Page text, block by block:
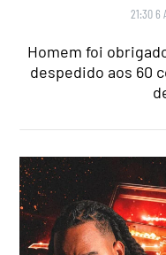
21:30 6
Homem foi
despedido aos 60